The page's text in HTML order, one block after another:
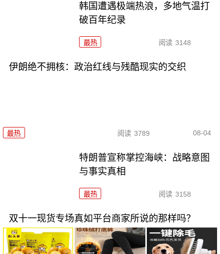
韩国遭遇极端热浪，多地气温打
破百年纪录
最热 阅读 3148
伊朗绝不拥核：政治红线与残酷现实的交织
最热 阅读 3789 08-04
特朗普宣称掌控海峡：战略意图
与事实真相
最热 阅读 3158
双十一现货专场真如平台商家所说的那样吗？